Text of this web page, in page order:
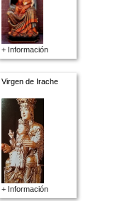
+ Información
Virgen de Irache
+ Información